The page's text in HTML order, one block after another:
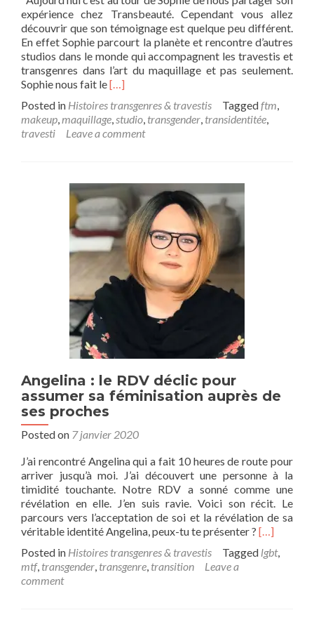
expérience chez Transbeauté. Cependant vous allez
découvrir que son témoignage est quelque peu différent.
En effet Sophie parcourt la planète et rencontre d’autres
studios dans le monde qui accompagnent les travestis et
transgenres dans l’art du maquillage et pas seulement.
Sophie nous fait leRead
about
Sophie
explore
autour
du
monde
[…]
Posted in Histoires transgenres & travestis Taggedftm,
makeup,maquillage,studio, transgender, transidentitée,
travesti
Leave a comment
Angelina : le RDV déclic pour
assumer sa féminisation auprès de
ses proches
Posted on 7 janvier 2020
J’ai rencontré Angelina qui a fait 10 heures de route pour
arriver jusqu’à moi. J’ai découvert une personne à la
timidité touchante. Notre RDV a sonné comme une
révélation en elle. J’en suis ravie. Voici son récit. Le
parcours vers l’acceptation de soi et la révélation de sa
véritable identité Angelina, peux-tu te présenter ? Read
about
[…]
Posted in Histoires transgenres & travestis Tagged lgbt,
mtf, transgender, transgenre, transition
Leave a
comment